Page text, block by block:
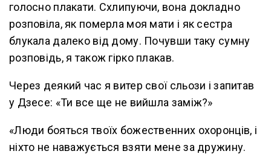
голосно плакати. Схлипуючи, вона докладно
розповіла, як померла моя мати і як сестра
блукала далеко від дому. Почувши таку сумну
розповідь, я також гірко плакав.
Через деякий час я витер свої сльози і запитав
у Дзесе: «Ти все ще не вийшла заміж?»
«Люди бояться твоїх божественних охоронців, і
ніхто не наважується взяти мене за дружину.